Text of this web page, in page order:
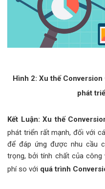
Hình 2: Xu thế
phát
Kết Luận: Xu thế
phát triển rất mạnh, đối với
để đáp ứng được nhu cầu
trọng, bởi tính chất của
phí so với quá trình